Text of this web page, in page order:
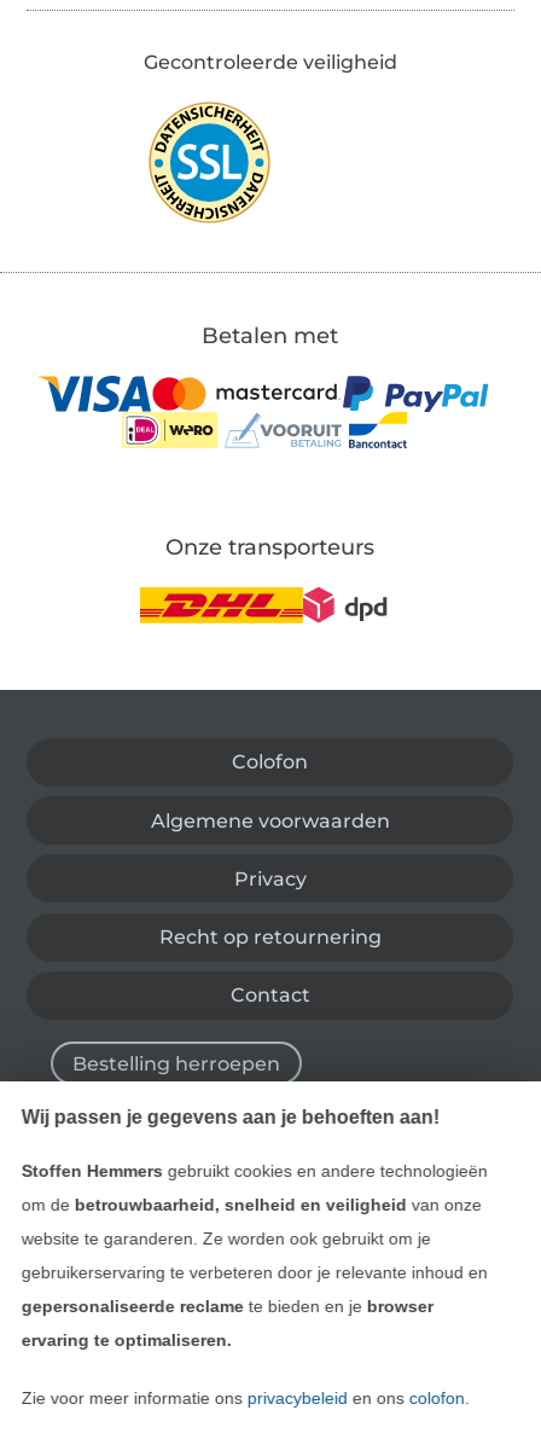
Gecontroleerde veiligheid
Betalen met
Onze transporteurs
Colofon
Algemene voorwaarden
Privacy
Recht op retournering
Contact
Bestelling herroepen
Vind meer inspiratie
Wij passen je gegevens aan je behoeften aan!
Stoffen Hemmers gebruikt cookies en andere technologieën
om de betrouwbaarheid, snelheid en veiligheid van onze
website te garanderen. Ze worden ook gebruikt om je
gebruikerservaring te verbeteren door je relevante inhoud en
gepersonaliseerde reclamete bieden en je browser
ervaring te optimaliseren.
Zie voor meer informatie ons privacybeleid en ons colofon